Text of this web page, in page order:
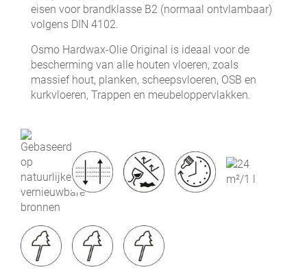
eisen voor brandklasse B2 (normaal ontvlambaar)
volgens DIN 4102.
Osmo Hardwax-Olie Original is ideaal voor de
bescherming van alle houten vloeren, zoals
massief hout, planken, scheepsvloeren, OSB en
kurkvloeren, Trappen en meubeloppervlakken.